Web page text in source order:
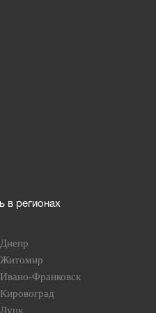
в регионах
Днепр
Житомир
Ивано-Франковск
Кировоград
Луцк